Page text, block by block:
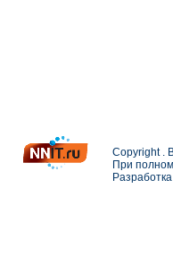
Copyright .
При